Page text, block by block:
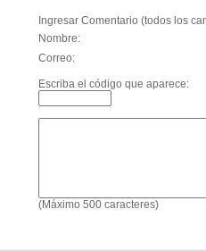
Ingresar Comentario (todos los
Nombre:
Correo:
Escriba el código que aparece:
(Máximo 500 caracteres)